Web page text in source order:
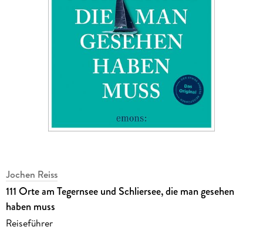
Jochen Reiss
111 Orte am Tegernsee und Schliersee, die man gesehen
haben muss
Reiseführer